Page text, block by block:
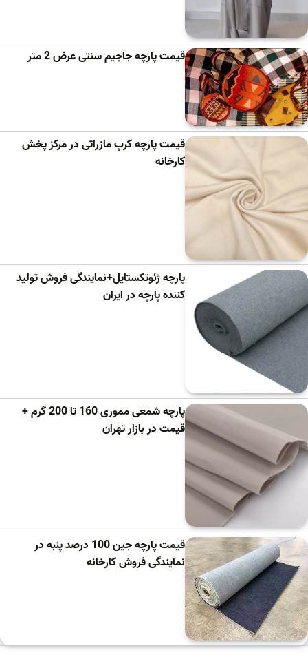
قیمت پارچه جاجیم سنتی عرض 2 متر
قیمت پارچه کرپ مازراتی در مرکز پخش
کارخانه
پارچه ژئوتکستایل+نمایندگی فروش تولید
کننده پارچه در ایران
پارچه شمعی مموری 160 تا 200 گرم +
قیمت در بازار تهران
قیمت پارچه جین 100 درصد پنبه در
نمایندگی فروش کارخانه